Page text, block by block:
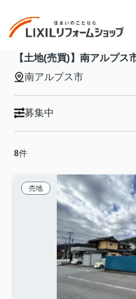
【土地(売買)】南アルプス
南アルプス市
募集中
8件
売地